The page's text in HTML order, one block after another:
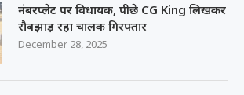
नंबरप्लेट पर विधायक, पीछे CG King लिखकर
रौबझाड़ रहा चालक गिरफ्तार
December 28, 2025